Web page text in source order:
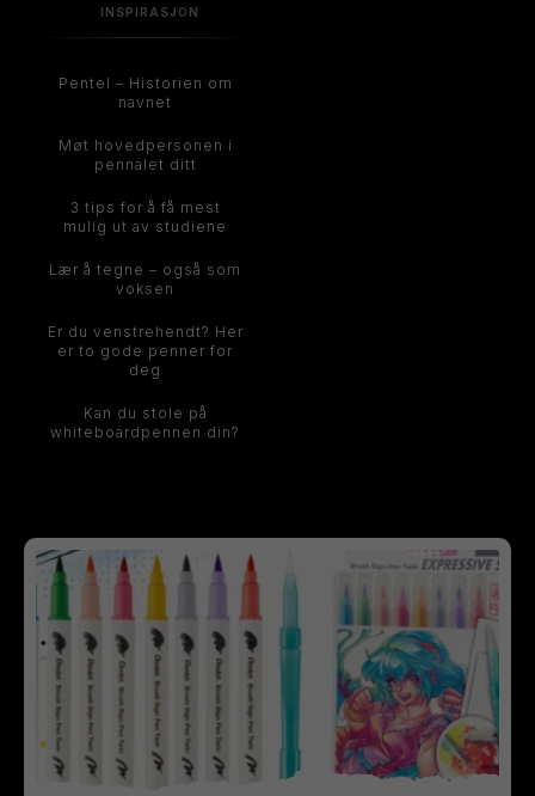
INSPIRASJON
Pentel – Historien om
navnet
Møt hovedpersonen i
pennalet ditt
3 tips for å få mest
mulig ut av studiene
Lær å tegne – også som
voksen
Er du venstrehendt? Her
er to gode penner for
deg
Kan du stole på
whiteboardpennen din?